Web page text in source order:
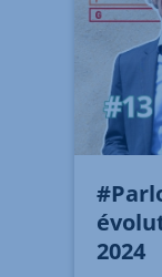
2024